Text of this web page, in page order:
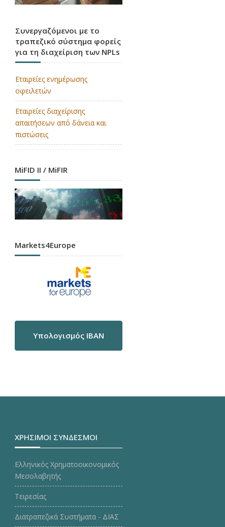
Συνεργαζόμενοι με το
τραπεζικό σύστημα φορείς
για τη διαχείριση των NPLs
Εταιρείες ενημέρωσης
οφειλετών
Εταιρείες διαχείρισης
απαιτήσεων από δάνεια και
πιστώσεις
MiFID II / MiFIR
Markets4Europe
Υπολογισμός IBAN
ΧΡΗΣΙΜΟΙ ΣΥΝΔΕΣΜΟΙ
Ελληνικός Χρηματοοικονομικός
Μεσολαβητής
Τειρεσίας
Διατραπεζικά Συστήματα - ΔΙΑΣ